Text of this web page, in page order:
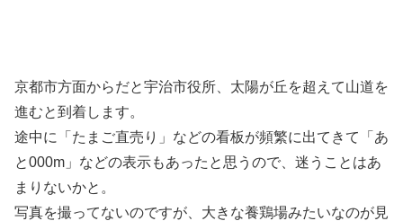
京都市方面からだと宇治市役所、太陽が丘を超えて山道を
進むと到着します。
途中に「たまご直売り」などの看板が頻繁に出てきて「あ
と000m」などの表示もあったと思うので、迷うことはあ
まりないかと。
写真を撮ってないのですが、大きな養鶏場みたいなのが見